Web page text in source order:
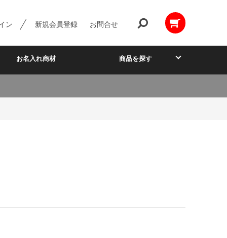
ン 新規会員登録 お問合せ
お名入れ商材 商品を探す